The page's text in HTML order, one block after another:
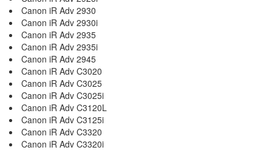
Canon iR Adv 2930
Canon iR Adv 2930i
Canon iR Adv 2935
Canon iR Adv 2935i
Canon iR Adv 2945
Canon iR Adv C3020
Canon iR Adv C3025
Canon iR Adv C3025i
Canon iR Adv C3120L
Canon iR Adv C3125i
Canon iR Adv C3320
Canon iR Adv C3320i